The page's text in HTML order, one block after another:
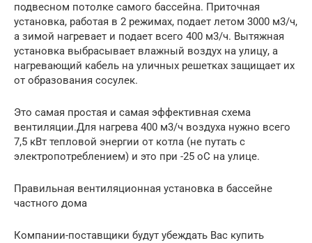
подвесном потолке самого бассейна. Приточная
установка, работая в 2 режимах, подает летом 3000 м3/ч,
а зимой нагревает и подает всего 400 м3/ч. Вытяжная
установка выбрасывает влажный воздух на улицу, а
нагревающий кабель на уличных решетках защищает их
от образования сосулек.
Это самая простая и самая эффективная схема
вентиляции.Для нагрева 400 м3/ч воздуха нужно всего
7,5 кВт тепловой энергии от котла (не путать с
электропотреблением) и это при -25 оС на улице.
Правильная вентиляционная установка в бассейне
частного дома
Компании-поставщики будут убеждать Вас купить